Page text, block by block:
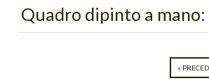
Blue Light
Colors
Quadro dipinto a
«